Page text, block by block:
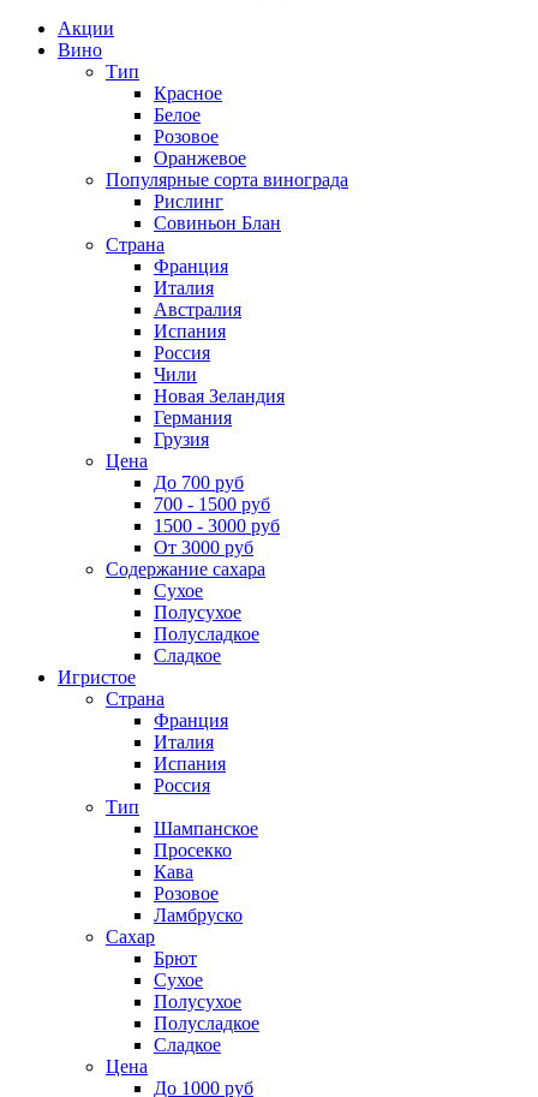
Акции
Вино
Тип
Красное
Белое
Розовое
Оранжевое
Популярные сорта винограда
Рислинг
Совиньон Блан
Страна
Франция
Италия
Австралия
Испания
Россия
Чили
Новая Зеландия
Германия
Грузия
Цена
До 700 руб
700 - 1500 руб
1500 - 3000 руб
От 3000 руб
Содержание сахара
Сухое
Полусухое
Полусладкое
Сладкое
Игристое
Страна
Франция
Италия
Испания
Россия
Тип
Шампанское
Просекко
Кава
Розовое
Ламбруско
Сахар
Брют
Сухое
Полусухое
Полусладкое
Сладкое
Цена
До 1000 руб